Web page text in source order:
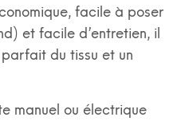
facile à poser
et facile d’entretien, il
du tissu et un
manuel ou électrique